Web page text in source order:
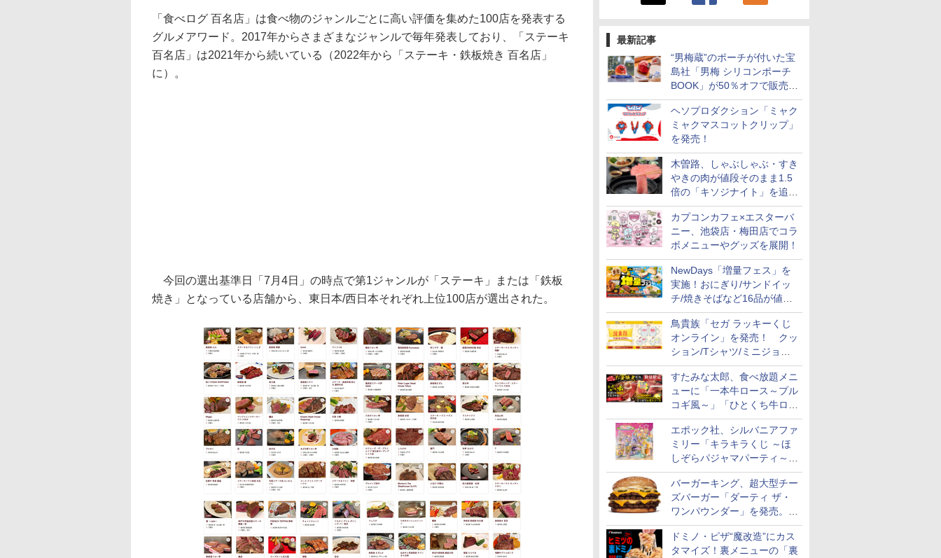
最新記事
“男梅蔵”のポーチが付いた宝
島社「男梅 シリコンポーチ
BOOK」が50％オフで販売
中！
ヘソプロダクション「ミャク
ミャクマスコットクリップ」
を発売！
木曽路、しゃぶしゃぶ・すき
やきの肉が値段そのまま1.5
倍の「キソジナイト」を追加
実施！水・日曜夜限定
カプコンカフェ×エスターバ
ニー、池袋店・梅田店でコラ
ボメニューやグッズを展開！
NewDays「増量フェス」を
実施！おにぎり/サンドイッ
チ/焼きそばなど16品が値段
そのままでボリュームアップ
鳥貴族「セガ ラッキーくじ
オンライン」を発売！ クッ
ション/Tシャツ/ミニジョッ
キ/ステッカーなど全7賞
すたみな太郎、食べ放題メニ
ューに「一本牛ロース～プル
コギ風～」「ひとくち牛ロー
スステーキ」をお盆限定で追
加
エポック社、シルバニアファ
ミリー「キラキラくじ ～ほ
しぞらパジャマパーティ～」
を発売。人形/家具/建物など
バーガーキング、超大型チー
ズバーガー「ダーティ ザ・
ワンパウンダー」を発売。総
カロリー約1656kcal、総重量
約527g！
ドミノ・ピザ“魔改造”にカス
タマイズ！裏メニューの「裏
「食べログ 百名店」は食べ物のジャンルごとに高い評価を集めた100店を発表する
グルメアワード。2017年からさまざまなジャンルで毎年発表しており、「ステーキ
百名店」は2021年から続いている（2022年から「ステーキ・鉄板焼き 百名店」
に）。
今回の選出基準日「7月4日」の時点で第1ジャンルが「ステーキ」または「鉄板
焼き」となっている店舗から、東日本/西日本それぞれ上位100店が選出された。